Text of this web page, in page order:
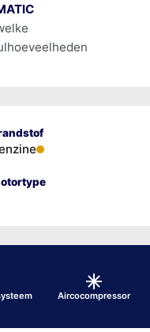
Aircocompressor